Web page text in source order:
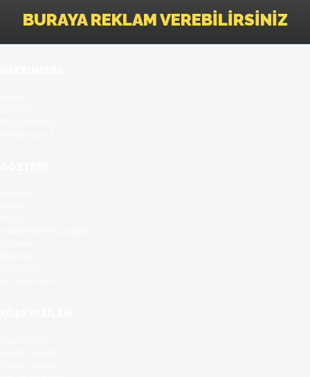
BURAYA REKLAM VEREBILIRSINIZ